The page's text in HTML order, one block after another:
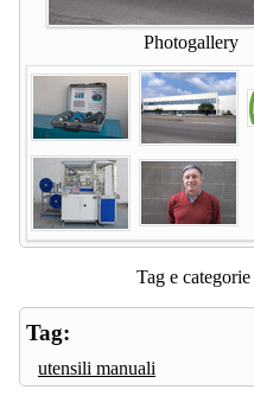
Photogallery
Tag e categorie
Tag:
utensili manuali